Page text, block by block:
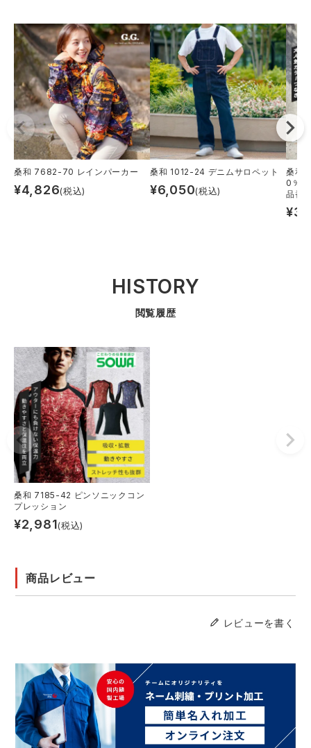
桑和 7682-70 レインパーカー
¥4,826(税込)
桑和 1012-24 デニムサロペット
¥6,050(税込)
桑和
0％
品番
¥
HISTORY
閲覧履歴
桑和 7185-42 ピンソニックコン
プレッション
¥2,981(税込)
商品レビュー
レビューを書く